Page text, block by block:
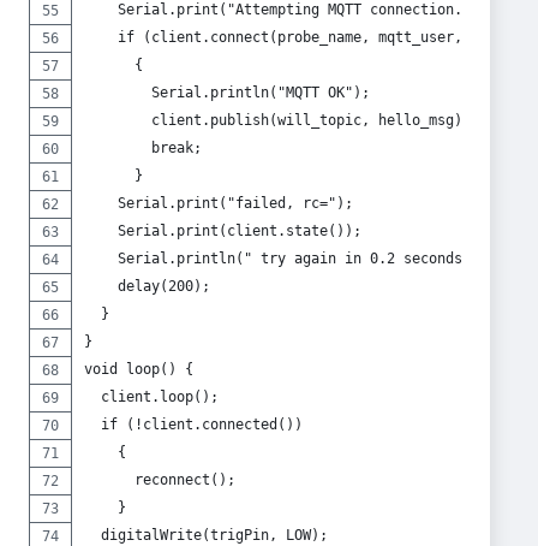
    Serial.print("Attempting MQTT connection...");
if (client.connect(probe_name, mqtt_user,
      {
        Serial.println("MQTT OK");
        client.publish(will_topic, hello_msg);
        break;
      }
    Serial.print("failed, rc=");
    Serial.print(client.state());
    Serial.println(" try again in 0.2 seconds");
    delay(200);
  }
}
void loop() {
  client.loop();
  if (!client.connected())
    {
      reconnect();
    }
  digitalWrite(trigPin, LOW);